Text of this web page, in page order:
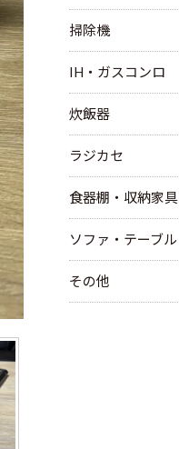
掃除機
IH・ガスコンロ
炊飯器
ラジカセ
食器棚・収納家具
ソファ・テーブル
その他